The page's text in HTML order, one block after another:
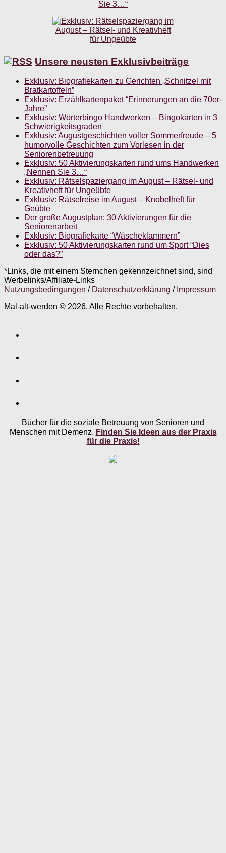
Unsere neusten Exklusivbeiträge
Exklusiv: Biografiekarten zu Gerichten „Schnitzel mit
Bratkartoffeln”
Exklusiv: Erzählkartenpaket “Erinnerungen an die 70er-
Jahre”
Exklusiv: Wörterbingo Handwerken – Bingokarten in 3
Schwierigkeitsgraden
Exklusiv: Augustgeschichten voller Sommerfreude – 5
humorvolle Geschichten zum Vorlesen in der
Seniorenbetreuung
Exklusiv: 50 Aktivierungskarten rund ums Handwerken
„Nennen Sie 3…“
Exklusiv: Rätselspaziergang im August – Rätsel- und
Kreativheft für Ungeübte
Exklusiv: Rätselreise im August – Knobelheft für
Geübte
Der große Augustplan: 30 Aktivierungen für die
Seniorenarbeit
Exklusiv: Biografiekarte “Wäscheklammern”
Exklusiv: 50 Aktivierungskarten rund um Sport “Dies
oder das?”
*Links, die mit einem Sternchen gekennzeichnet sind, sind
Werbelinks/Affiliate-Links
Nutzungsbedingungen / Datenschutzerklärung / Impressum
Mal-alt-werden © 2026. Alle Rechte vorbehalten.
Bücher für die soziale Betreuung von Senioren und
Menschen mit Demenz. Finden Sie Ideen aus der Praxis
für die Praxis!